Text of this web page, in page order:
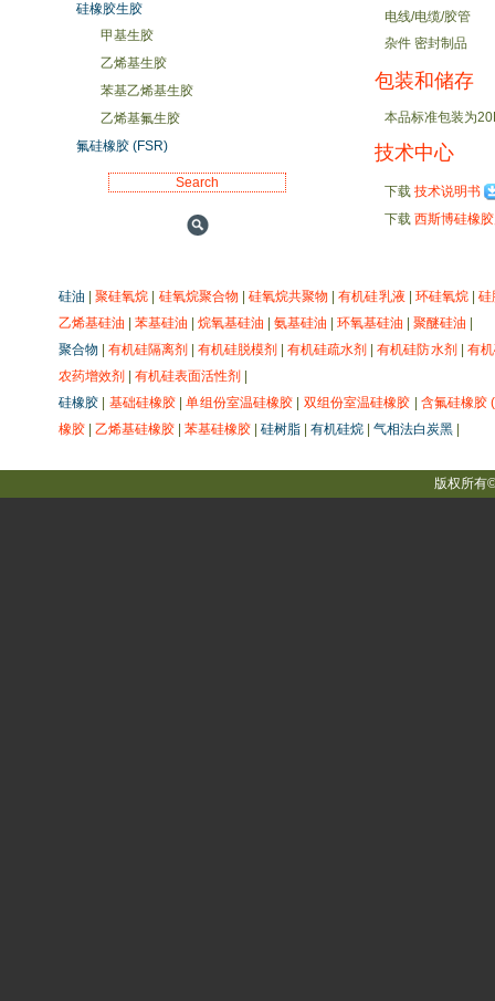
硅橡胶生胶
甲基生胶
乙烯基生胶
苯基乙烯基生胶
乙烯基氟生胶
氟硅橡胶 (FSR)
电线/电缆/胶管
杂件 密封制品
包装和储存
本品标准包装为
技术中心
下载 技术说明书
下载 西斯博硅橡
硅油 |聚硅氧烷 硅氧烷聚合物 硅氧烷共聚物 |有机硅乳液| 环硅氧烷|硅
乙烯基硅油
苯基硅油 烷氧基硅油 氨基硅油 环氧基硅油 聚醚硅油
聚合物 |有机硅隔离剂 |有机硅脱模剂 |有机硅疏水剂 |有机硅防水剂
有
农药增效剂
有机硅表面活性剂
硅橡胶
基础硅橡胶 |单组份室温硅橡胶 双组份室温硅橡胶
含氟硅橡胶
橡胶
乙烯基硅橡胶 苯基硅橡胶 硅树脂 有机硅烷 气相法白炭黑
版权所有